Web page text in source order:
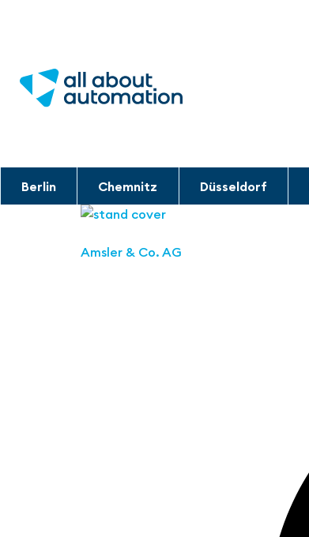
Berlin Chemnitz Düsseldorf
Amsler & Co. AG